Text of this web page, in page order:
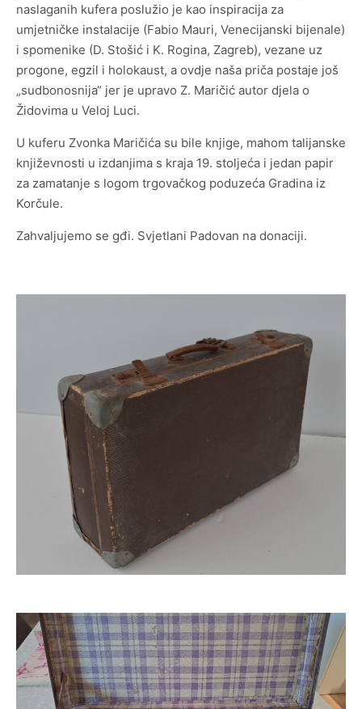
Statut Centra za kulturu Vela Luka
Pravilnik o unutarnjem ustrojstvu i načinu rada CZK
Financijski planovi i izvješća
Jednostavna i javna nabava
Pravo na pristup informacijama
Izjava o pristupačnosti
Godišnji izvještaj o radu
naslaganih kufera poslužio je kao inspiracija za
umjetničke instalacije (Fabio Mauri, Venecijanski bijenale)
i spomenike (D. Stošić i K. Rogina, Zagreb), vezane uz
progone, egzil i holokaust, a ovdje naša priča postaje još
„sudbonosnija“ jer je upravo Z. Maričić autor djela o
Židovima u Veloj Luci.
U kuferu Zvonka Maričića su bile knjige, mahom talijanske
književnosti u izdanjima s kraja 19. stoljeća i jedan papir
za zamatanje s logom trgovačkog poduzeća Gradina iz
Korčule.
Zahvaljujemo se gđi. Svjetlani Padovan na donaciji.